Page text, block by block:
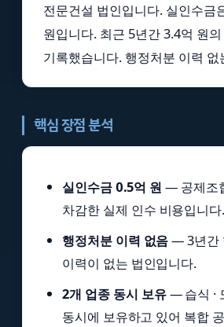
전문건설 법인입니다. 실인수금
원입니다. 최근 5년간 3.4억 원
기록했습니다. 행정처분 이력 없
핵심 장점 분석
실인수금 0.5억 원 — 공제조
차감한 실제 인수 비용입니다.
행정처분 이력 없음— 3년간
이력이 없는 법인입니다.
2개 업종 동시 보유— 습식 ·
동시에 보유하고 있어 복합